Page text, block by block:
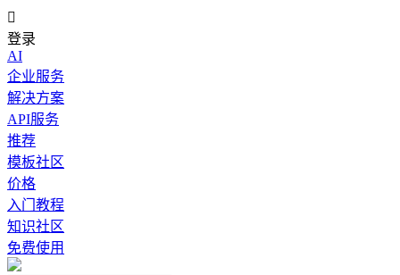

登录
AI
企业服务
解决方案
API服务
推荐
模板社区
价格
入门教程
知识社区
免费使用